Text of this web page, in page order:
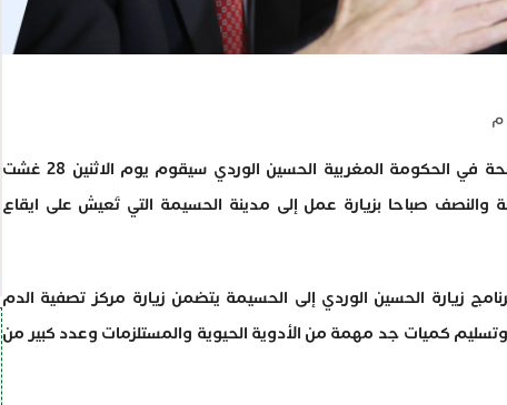
أفادت وزارة الصحة أن وزير الصحة في الحكومة المغربية الحسين الوردي سيقوم يوم الاثنين 28 غشت
والنصف صباحا بزيارة عمل إلى مدينة الحسيمة التي تَعيش على ايقاع
زيارة الحسين الوردي إلى الحسيمة يتضمن زيارة مركز تصفية الدم
كميات جد مهمة من الأدوية الحيوية والمستلزمات وعدد كبير من